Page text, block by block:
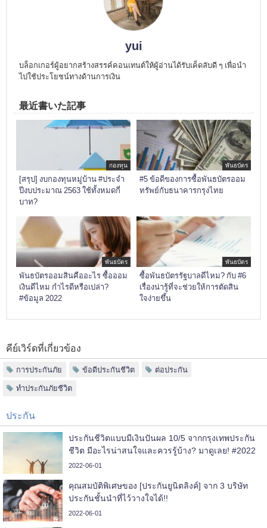
yui
บล็อกเกอร์ผู้อยากสร้างสรรค์คอนเทนต์ให้ผู้อ่านได้รับเค็ดลับดี ๆ เพื่อนำ
ไปใช้ประโยชน์ทางด้านการเงิน
最近書いた記事
กองทุน
[สรุป] งบกองทุนหมู่บ้าน #ประจำ
ปีงบประมาณ 2563 ใช้ทั้งหมดกี่
บาท?
พันธบัตร
#5 ข้อดีของการซื้อพันธบัตรออม
ทรัพย์กับธนาคารกรุงไทย
พันธบัตร
พันธบัตรออมสินคืออะไร ซื้อออม
เงินดีไหม กำไรดีหรือเปล่า?
#ข้อมูล 2022
พันธบัตร
ซื้อพันธบัตรรัฐบาลดีไหม? กับ #6
เรื่องน่ารู้ที่จะช่วยให้การตัดสิน
ใจง่ายขึ้น
คีย์เวิร์ดที่เกี่ยวข้อง
การประกันภัย ข้อดีประกันชีวิต ต่อประกัน
ทำประกันภัยชีวิต
ประกัน
ประกันชีวิตแบบมีเงินปันผล 10/5 จากกรุงเทพประกัน
ชีวิต มีอะไรน่าสนใจและควรรู้บ้าง? มาดูเลย! #2022
2022-06-01
คุณสมบัติพิเศษของ [ประกันยูนิตลิงค์] จาก 3 บริษัท
ประกันชั้นนำที่ไว้วางใจได้!!
2022-06-01